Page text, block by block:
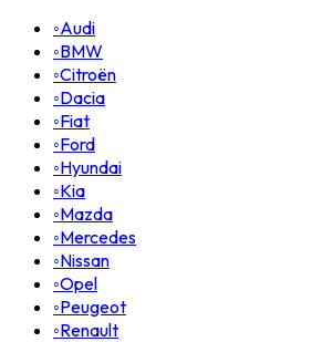
◦Audi
◦BMW
◦Citroën
◦Dacia
◦Fiat
◦Ford
◦Hyundai
◦Kia
◦Mazda
◦Mercedes
◦Nissan
◦Opel
◦Peugeot
◦Renault